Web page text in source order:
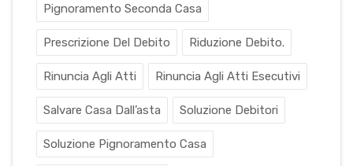
Pignoramento Seconda Casa
Prescrizione Del Debito Riduzione Debito.
Rinuncia Agli Atti Rinuncia Agli Atti Esecutivi
Salvare Casa Dall’asta Soluzione Debitori
Soluzione Pignoramento Casa